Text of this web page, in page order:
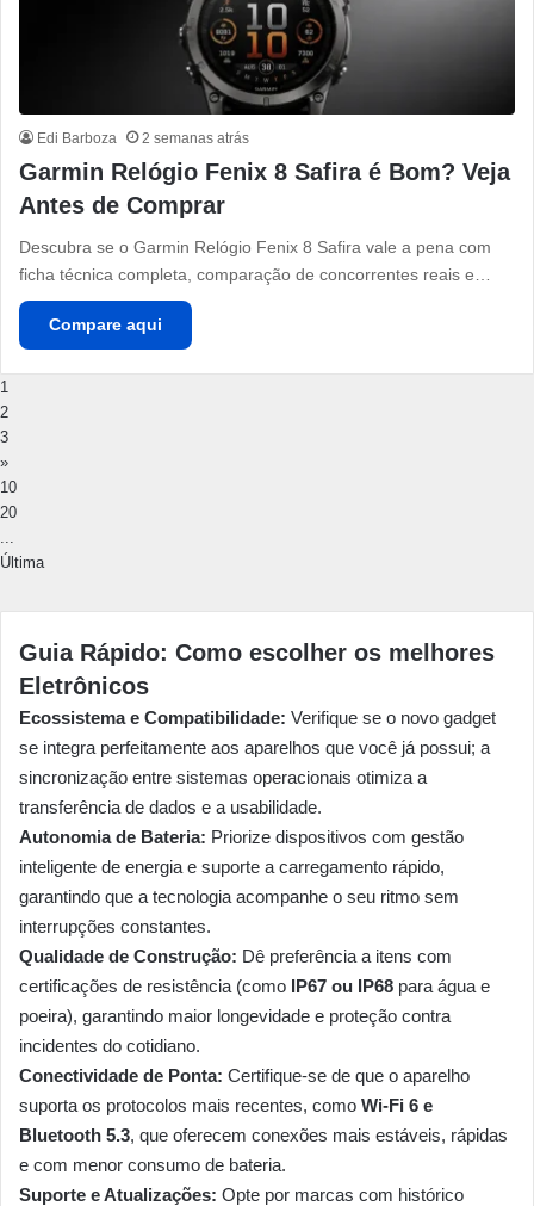
Edi Barboza 2 semanas atrás
Garmin Relógio Fenix 8 Safira é Bom? Veja
Antes de Comprar
Descubra se o Garmin Relógio Fenix 8 Safira vale a pena com
ficha técnica completa, comparação de concorrentes reais e…
Compare aqui
1
2
3
»
10
20
Última
Guia Rápido: Como escolher os melhores
Eletrônicos
Ecossistema e Compatibilidade: Verifique se o novo gadget
se integra perfeitamente aos aparelhos que você já possui; a
sincronização entre sistemas operacionais otimiza a
transferência de dados e a usabilidade.
Autonomia de Bateria: Priorize dispositivos com gestão
inteligente de energia e suporte a carregamento rápido,
garantindo que a tecnologia acompanhe o seu ritmo sem
interrupções constantes.
Qualidade de Construção: Dê preferência a itens com
certificações de resistência (como IP67 ou IP68 para água e
poeira), garantindo maior longevidade e proteção contra
incidentes do cotidiano.
Conectividade de Ponta: Certifique-se de que o aparelho
suporta os protocolos mais recentes, como Wi-Fi 6 e
Bluetooth 5.3, que oferecem conexões mais estáveis, rápidas
e com menor consumo de bateria.
Suporte e Atualizações: Opte por marcas com histórico